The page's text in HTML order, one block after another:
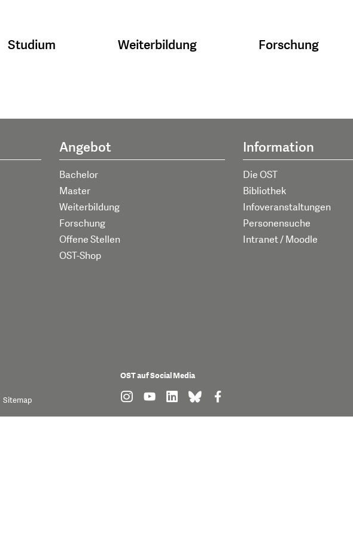
Studium Weiterbildung Forschung
Angebot
Bachelor
Master
Weiterbildung
Forschung
Offene Stellen
OST-Shop
Information
Die OST
Bibliothek
Infoveranstaltungen
Personensuche
Intranet / Moodle
Sitemap
OST auf Social Media
find us on: instagram
find us on: youtube
find us on: linkedin
find us on: bluesky
find us on: facebook